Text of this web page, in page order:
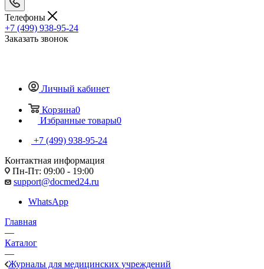
Телефоны
+7 (499) 938-95-24
Заказать звонок
Личный кабинет
Корзина0
Избранные товары0
+7 (499) 938-95-24
Контактная информация
Пн-Пт: 09:00 - 19:00
support@docmed24.ru
WhatsApp
Главная
—
Каталог
—
Журналы для медицинских учреждений